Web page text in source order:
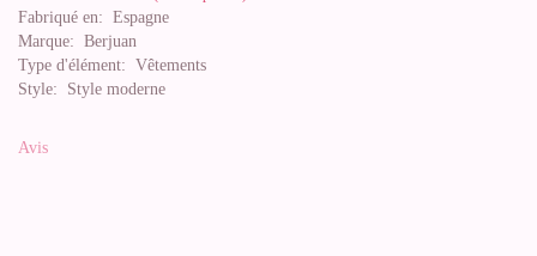
Fabriqué en: Espagne
Marque: Berjuan
Type d'élément: Vêtements
Style: Style moderne
Avis